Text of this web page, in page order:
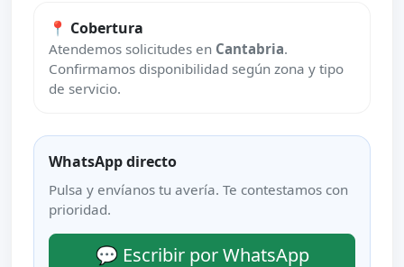
📍 Cobertura
Atendemos solicitudes en Cantabria.
Confirmamos disponibilidad según zona y tipo
de servicio.
WhatsApp directo
Pulsa y envíanos tu avería. Te contestamos con
prioridad.
💬 Escribir por WhatsApp